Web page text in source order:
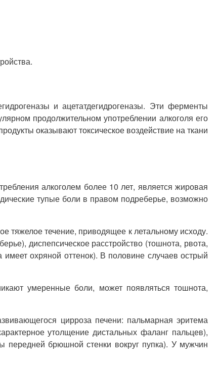
и ацетатдегидрогеназы. Эти ферменты
продолжительном употреблении алкоголя его
оказывают токсическое воздействие на ткани
алкоголем более 10 лет, является жировая
тупые боли в правом подреберье, возможно
тяжелое течение, приводящее к летальному исходу.
диспепсическое расстройство (тошнота, рвота,
охряной оттенок). В половине случаев острый
умеренные боли, может появляться тошнота,
цирроза печени: пальмарная эритема
утолщение дистальных фаланг пальцев),
передней брюшной стенки вокруг пупка). У мужчин